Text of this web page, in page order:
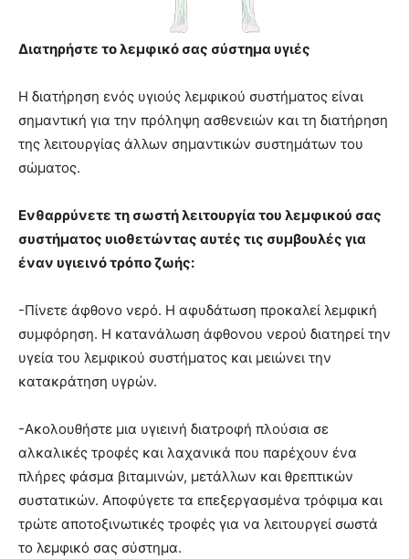
Διατηρήστε το λεμφικό σας σύστημα υγιές
Η διατήρηση ενός υγιούς λεμφικού συστήματος είναι
σημαντική για την πρόληψη ασθενειών και τη διατήρηση
της λειτουργίας άλλων σημαντικών συστημάτων του
σώματος.
Ενθαρρύνετε τη σωστή λειτουργία του λεμφικού σας
συστήματος υιοθετώντας αυτές τις συμβουλές για
έναν υγιεινό τρόπο ζωής:
-Πίνετε άφθονο νερό. Η αφυδάτωση προκαλεί λεμφική
συμφόρηση. Η κατανάλωση άφθονου νερού διατηρεί την
υγεία του λεμφικού συστήματος και μειώνει την
κατακράτηση υγρών.
-Ακολουθήστε μια υγιεινή διατροφή πλούσια σε
αλκαλικές τροφές και λαχανικά που παρέχουν ένα
πλήρες φάσμα βιταμινών, μετάλλων και θρεπτικών
συστατικών. Αποφύγετε τα επεξεργασμένα τρόφιμα και
τρώτε αποτοξινωτικές τροφές για να λειτουργεί σωστά
το λεμφικό σας σύστημα.